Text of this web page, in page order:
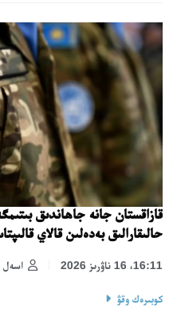
قازاقستان جانە جاھاندىق
حالىقارالىق بەدەلىن قالاي
اسەل 16:11، 16 ناۋرىز 2026
كوبىرەك وقۋ